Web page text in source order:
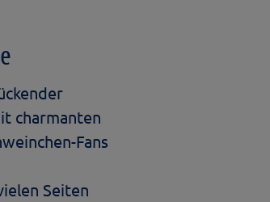
charmanten
Fans
Seiten